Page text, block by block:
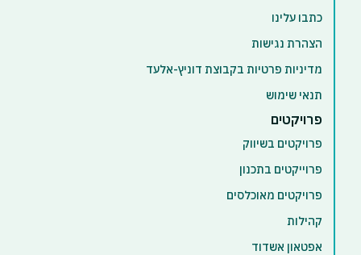
כתבו עלינו
הצהרת נגישות
מדיניות פרטיות בקבוצת דוניץ-אלעד
תנאי שימוש
פרויקטים
פרויקטים בשיווק
פרוייקטים בתכנון
פרויקטים מאוכלסים
קהילות
אפטאון אשדוד